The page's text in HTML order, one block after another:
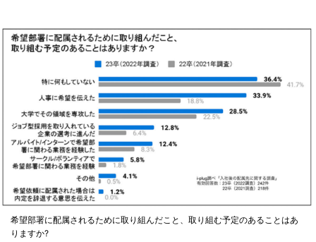
希望部署に配属されるために取り組んだこと、取り組む予定のあることはあ
りますか?